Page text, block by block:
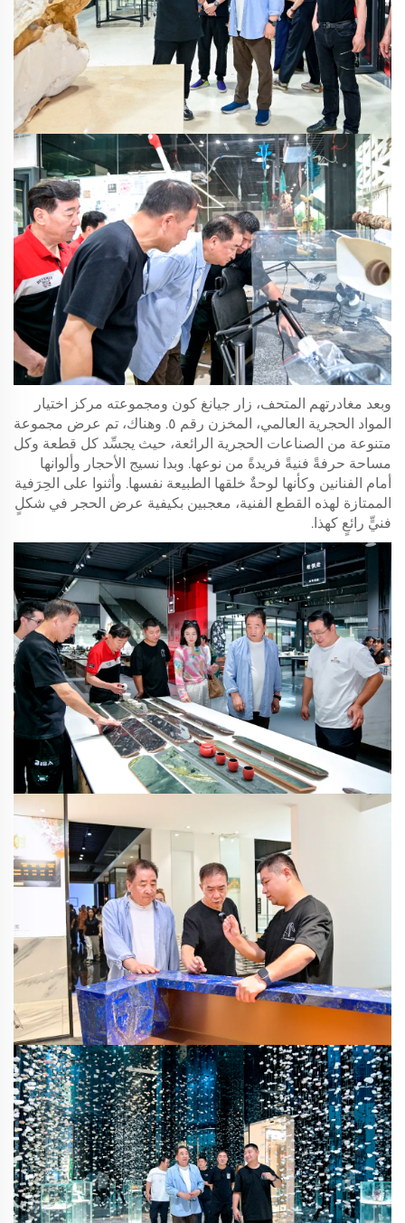
وبعد مغادرتهم المتحف، زار جيانغ كون ومجموعته مركز اختيار
المواد الحجرية العالمي، المخزن رقم ٥. وهناك، تم عرض مجموعة
متنوعة من الصناعات الحجرية الرائعة، حيث يجسِّد كل قطعة وكل
مساحة حرفةً فنيةً فريدةً من نوعها. وبدا نسيج الأحجار وألوانها
أمام الفنانين وكأنها لوحةٌ خلقها الطبيعة نفسها. وأثنوا على الحِرَفية
الممتازة لهذه القطع الفنية، معجبين بكيفية عرض الحجر في شكلٍ
فنيٍّ رائعٍ كهذا.